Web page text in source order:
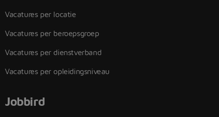
Vacatures per locatie
Vacatures per beroepsgroep
Vacatures per dienstverband
Vacatures per opleidingsniveau
Jobbird